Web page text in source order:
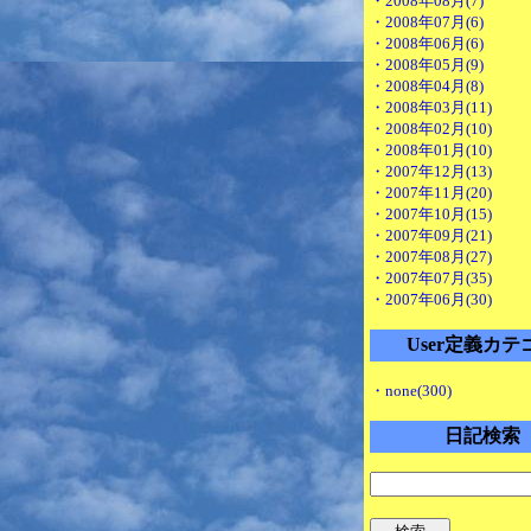
・2008年07月(6)
・2008年06月(6)
・2008年05月(9)
・2008年04月(8)
・2008年03月(11)
・2008年02月(10)
・2008年01月(10)
・2007年12月(13)
・2007年11月(20)
・2007年10月(15)
・2007年09月(21)
・2007年08月(27)
・2007年07月(35)
・2007年06月(30)
User定義カテ
・none(300)
日記検索